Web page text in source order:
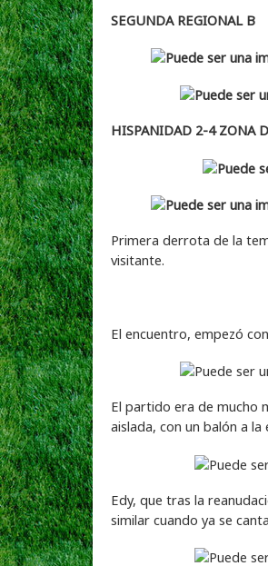
SEGUNDA REGIONAL B
HISPANIDAD 2-4 ZONA
Primera derrota de la
visitante.
El encuentro, empezó
El partido era de mucho
aislada, con un balón a
Edy, que tras la
similar cuando ya se